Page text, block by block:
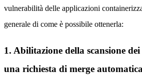
vulnerabilità delle applicazioni
generale di come è possibile ottenerla:
1. Abilitazione della scansione
una richiesta di merge